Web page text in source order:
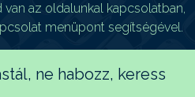
az oldalunkal kapcsolatban,
menüpont segítségével.
ne habozz, keress